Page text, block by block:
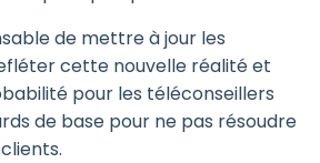
de mettre à jour les
cette nouvelle réalité et
pour les téléconseillers
de base pour ne pas résoudre